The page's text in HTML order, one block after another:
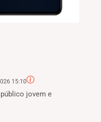
15:10
jovem e